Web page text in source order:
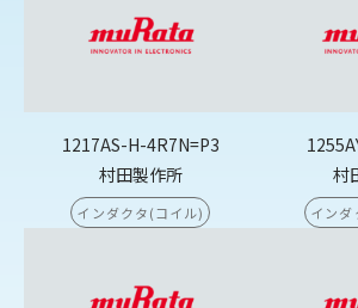
1217AS-H-4R7N=P3
村田製作所
インダクタ(コイル)
村
イン